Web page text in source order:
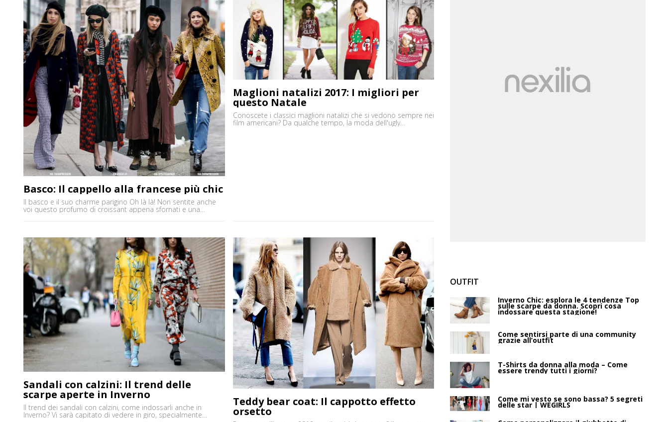
Basco: Il cappello alla francese più chic
Il basco e il suo charme parigino Oh là là! Non sentite anche
voi questo profumo di croissant appena sfornati e una
francese? Il cosiddetto basco è tornato di [']
Maglioni natalizi 2017: I migliori per
questo Natale
Conoscete i classici maglioni natalizi che si vedono sempre nei
film americani? Da qualche tempo, la moda dell'ugly
Sandali con calzini: Il trend delle
scarpe aperte in Inverno
Il trend dei sandali con calzini, come indossarli anche in
Inverno? Vi sarà capitato di vedere in giro, specialmente
Teddy bear coat: Il cappotto effetto
orsetto
OUTFIT
Inverno Chic: esplora le 4 tendenze Top
sulle scarpe da donna. Scopri cosa
indossare questa stagione!
Come sentirsi parte di una community
grazie all’outfit
T-Shirts da donna alla moda – Come
essere trendy tutti i giorni?
Come mi vesto se sono bassa? 5 segreti
delle star | WEGIRLS